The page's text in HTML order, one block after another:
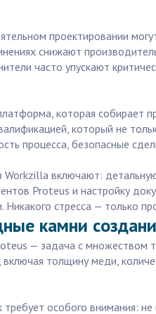
проектировании
снижают
часто упускают
которая собирает
который не
процесса, безопасные
Workzilla включают:
Proteus и настройку
стресса — только
камни
— задача с множеством
толщину меди,
особого внимания: не